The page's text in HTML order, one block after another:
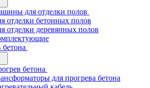
для отделки полов
отделки бетонных полов
отделки деревянных полов
бетона
для прогрева бетона